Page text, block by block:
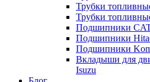
Трубки
Трубки
Подшипники
Подшипники
Подшипники
Вкладыши для
Isuzu